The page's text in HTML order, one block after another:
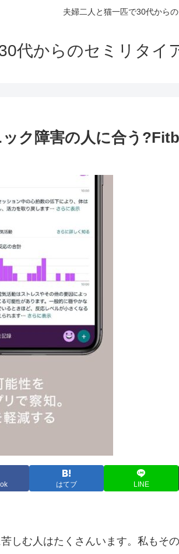
夫婦二人と猫一匹で30代から
代からのセミリタ
ク障害の人に合う
はてブ LINE
しむ人はたくさんいます。私もそ